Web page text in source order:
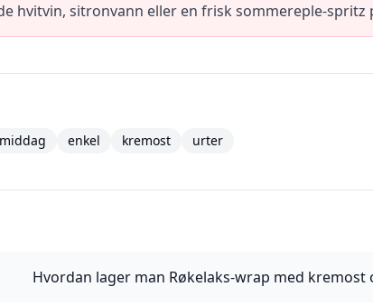
hvitvin, sitronvann eller en frisk sommereple-spritz
middag enkel kremost urter
Hvordan lager man Røkelaks-wrap med kremost